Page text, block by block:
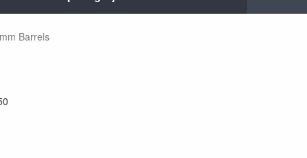
Barrels